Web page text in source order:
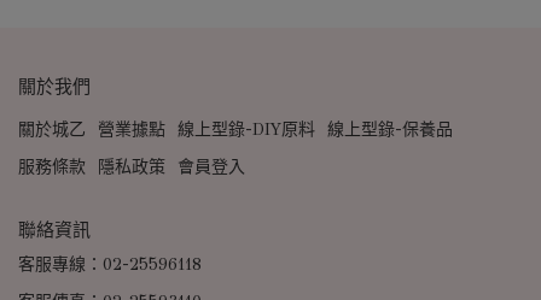
關於我們
關於城乙 營業據點 線上型錄-DIY原料 線上型錄-保養品
服務條款
隱私政策 會員登入
聯絡資訊
客服專線：02-25596118